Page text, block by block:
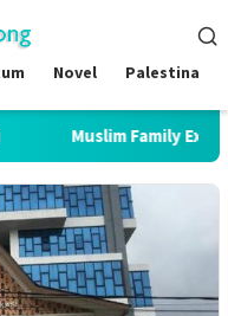
Novel Palestina
Muslim Family Expo